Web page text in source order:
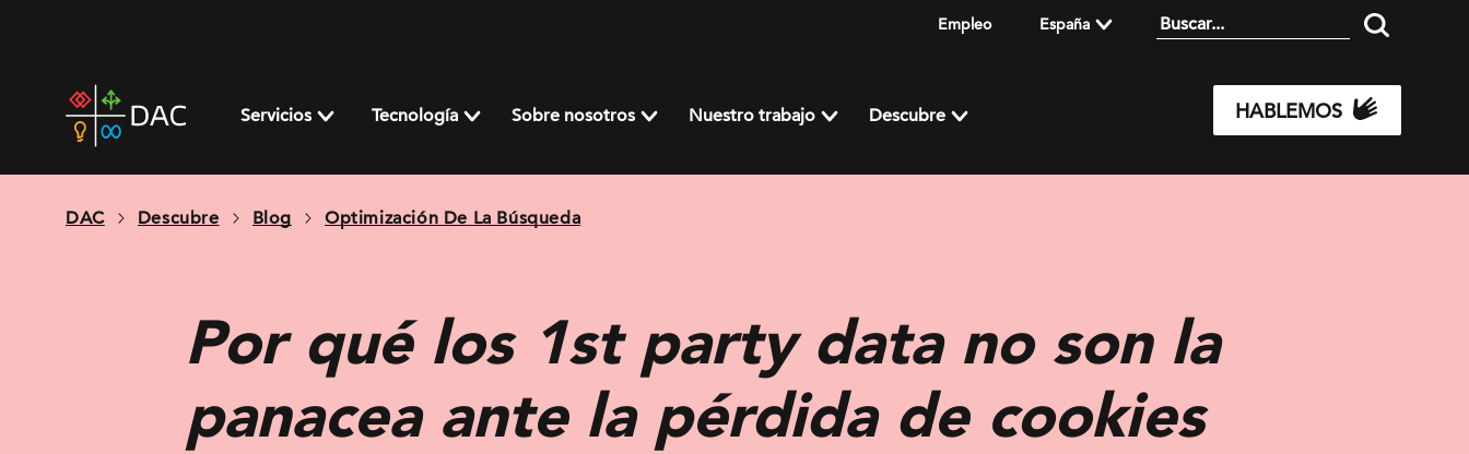
Empleo España
home
page
Servicios Tecnología Sobre nosotros Nuestro trabajo Descubre HABLEMOS
DAC Descubre Blog Optimización De La Búsqueda
Por qué los 1st party data no son la
panacea ante la pérdida de cookies